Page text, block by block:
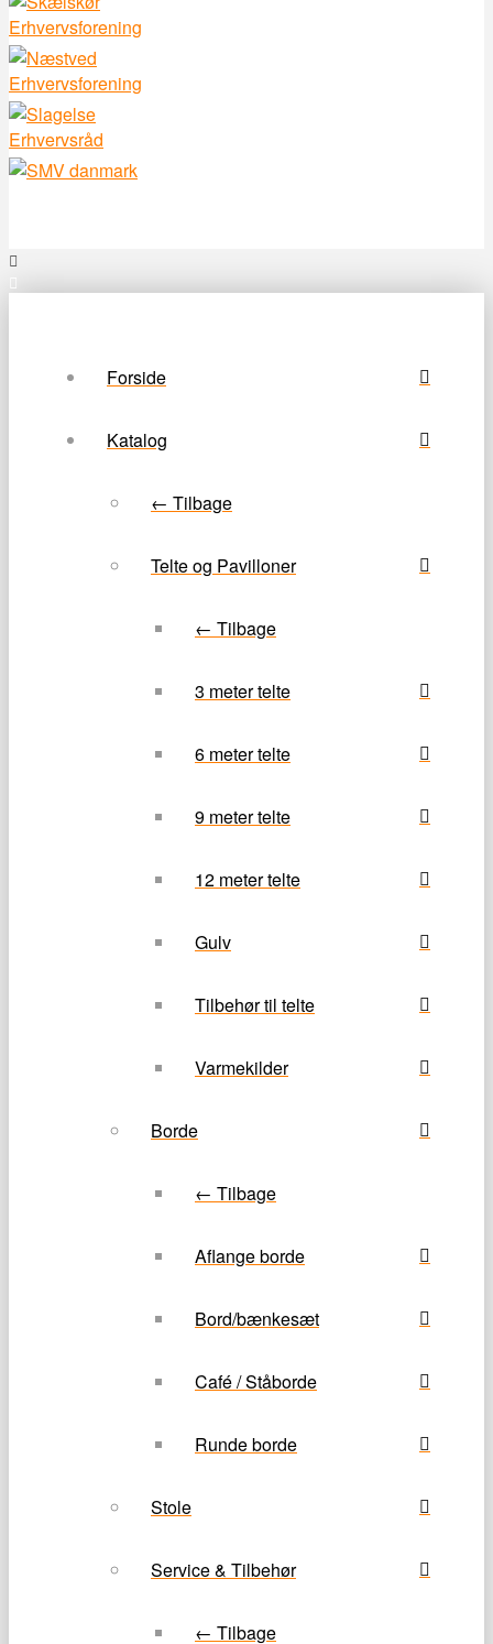
Forside
Katalog
← Tilbage
Telte og Pavilloner
← Tilbage
3 meter telte
6 meter telte
9 meter telte
12 meter telte
Gulv
Tilbehør til telte
Varmekilder
Borde
← Tilbage
Aflange borde
Bord/bænkesæt
Café / Ståborde
Runde borde
Stole
Service & Tilbehør
← Tilbage